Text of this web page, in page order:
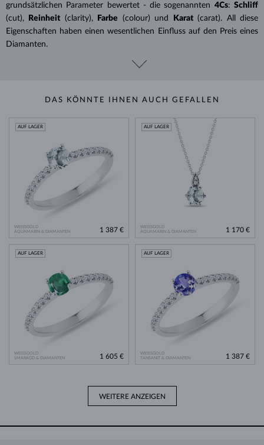
grundsätzlichen Parameter bewertet - die sogenannten 4Cs: Schliff
(cut),
Reinheit (clarity), Farbe (colour) und Karat (carat). All diese
Eigenschaften haben einen wesentlichen Einfluss auf den Preis eines
Diamanten.
DAS KÖNNTE IHNEN AUCH GEFALLEN
WEISSGOLD
AQUAMARIN & DIAMANTEN
AUF LAGER
1 387 €
WEISSGOLD
AQUAMARIN & DIAMANTEN
AUF LAGER
1 170 €
WEISSGOLD
SMARAGD & DIAMANTEN
AUF LAGER
1 605 €
WEISSGOLD
TANSANIT & DIAMANTEN
AUF LAGER
1 387 €
WEITERE ANZEIGEN